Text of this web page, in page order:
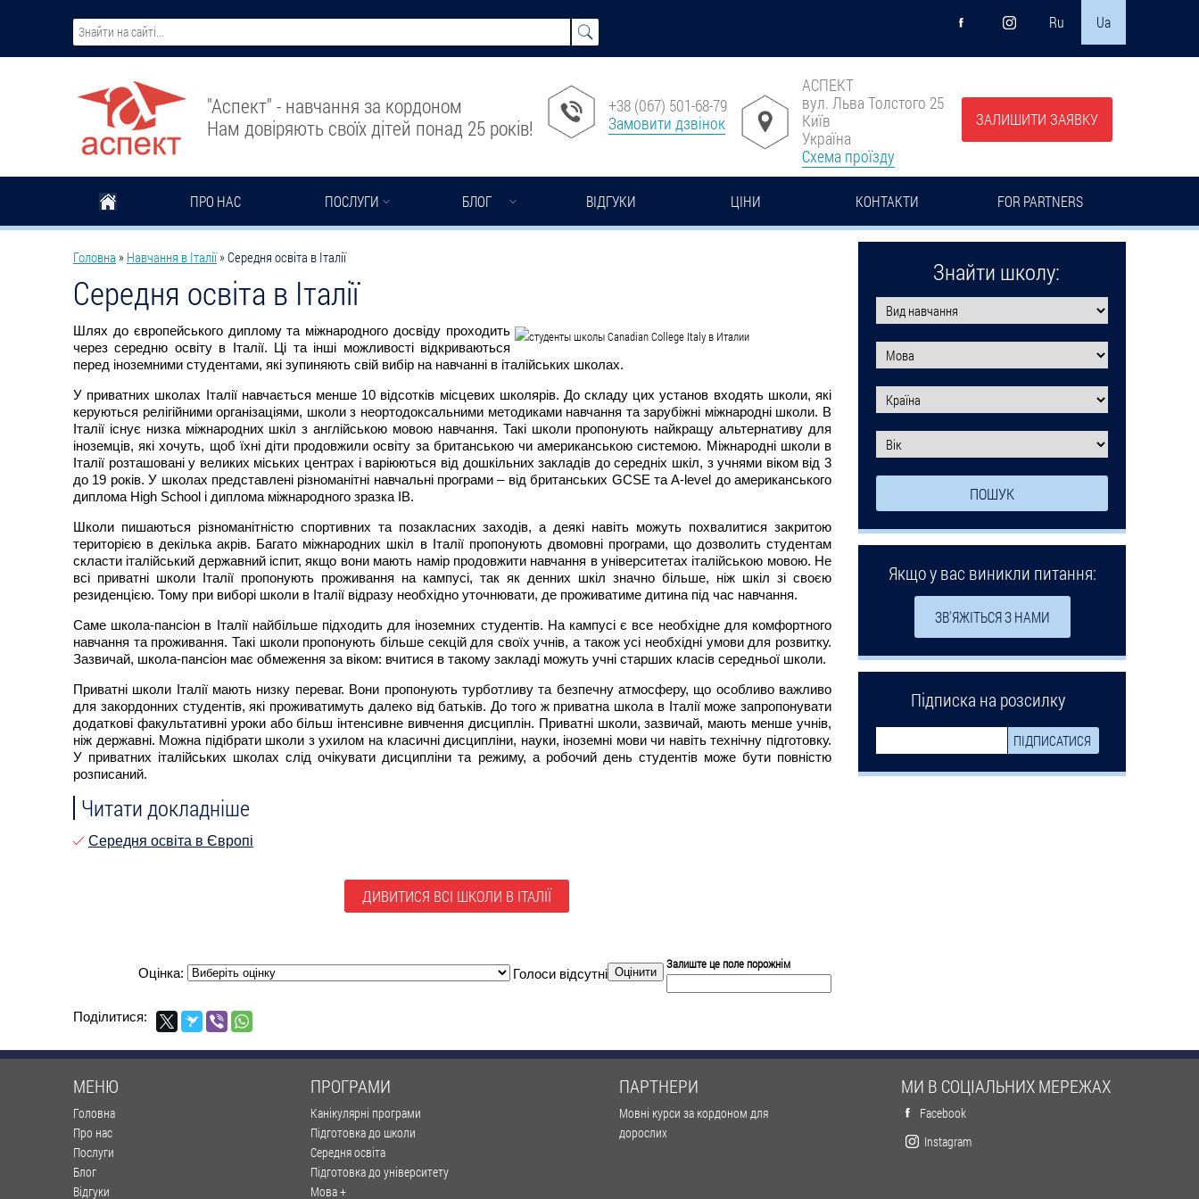
Ru Ua
"Аспект" - навчання за кордоном
Нам довіряють своїх дітей понад 25 років!
+38 (067) 501-68-79
Замовити дзвінок
АСПЕКТ
вул. Льва Толстого 25
Київ
Україна
Схема проїзду
ЗАЛИШИТИ ЗАЯВКУ
ПРО НАС ПОСЛУГИ БЛОГ ВІДГУКИ ЦІНИ КОНТАКТИ FOR PARTNERS
Ви є тут
Головна » Навчання в Італії »Середня освіта в Італії
Середня освіта в Італії
Шлях до європейського диплому та міжнародного досвіду проходить
через середню освіту в Італії. Ці та інші можливості відкриваються
перед іноземними студентами, які зупиняють свій вибір на навчанні в італійських школах.
У приватних школах Італії навчається менше 10 відсотків місцевих школярів. До складу цих установ входять школи, які
керуються релігійними організаціями, школи з неортодоксальними методиками навчання та зарубіжні міжнародні школи. В
Італії існує низка міжнародних шкіл з англійською мовою навчання. Такі школи пропонують найкращу альтернативу для
іноземців, які хочуть, щоб їхні діти продовжили освіту за британською чи американською системою. Міжнародні школи в
Італії розташовані у великих міських центрах і варіюються від дошкільних закладів до середніх шкіл, з учнями віком від 3
до 19 років. У школах представлені різноманітні навчальні програми – від британських GCSE та A-level до американського
диплома High School і диплома міжнародного зразка IB.
Школи пишаються різноманітністю спортивних та позакласних заходів, а деякі навіть можуть похвалитися закритою
територією в декілька акрів. Багато міжнародних шкіл в Італії пропонують двомовні програми, що дозволить студентам
скласти італійський державний іспит, якщо вони мають намір продовжити навчання в університетах італійською мовою. Не
всі приватні школи Італії пропонують проживання на кампусі, так як денних шкіл значно більше, ніж шкіл зі своєю
резиденцією. Тому при виборі школи в Італії відразу необхідно уточнювати, де проживатиме дитина під час навчання.
Саме школа-пансіон в Італії найбільше підходить для іноземних студентів. На кампусі є все необхідне для комфортного
навчання та проживання. Такі школи пропонують більше секцій для своїх учнів, а також усі необхідні умови для розвитку.
Зазвичай, школа-пансіон має обмеження за віком: вчитися в такому закладі можуть учні старших класів середньої школи.
Приватні школи Італії мають низку переваг. Вони пропонують турботливу та безпечну атмосферу, що особливо важливо
для закордонних студентів, які проживатимуть далеко від батьків. До того ж приватна школа в Італії може запропонувати
додаткові факультативні уроки або більш інтенсивне вивчення дисциплін. Приватні школи, зазвичай, мають менше учнів,
ніж державні. Можна підібрати школи з ухилом на класичні дисципліни, науки, іноземні мови чи навіть технічну підготовку.
У приватних італійських школах слід очікувати дисципліни та режиму, а робочий день студентів може бути повністю
розписаний.
Читати докладніше
Середня освіта в Європі
ДИВИТИСЯ ВСІ ШКОЛИ В ІТАЛІЇ
Оцінка: Голоси відсутні
Залиште це поле порожнім
Поділитися:
Знайти школу:
Якщо у вас виникли питання:
ЗВ'ЯЖІТЬСЯ З НАМИ
Підписка на розсилку
МЕНЮ
Головна
Про нас
Послуги
Блог
Відгуки
ПРОГРАМИ
Канікулярні програми
Підготовка до школи
Середня освіта
Підготовка до університету
Мова +
ПАРТНЕРИ
Мовні курси за кордоном для
дорослих
МИ В СОЦІАЛЬНИХ МЕРЕЖАХ
Facebook
Instagram